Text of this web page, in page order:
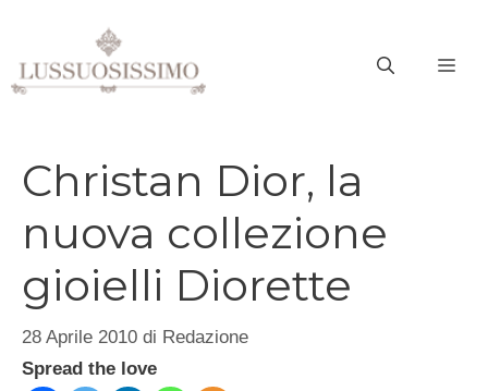
contenuto
Christan Dior, la
nuova collezione
gioielli Diorette
28 Aprile 2010 di Redazione
Spread the love